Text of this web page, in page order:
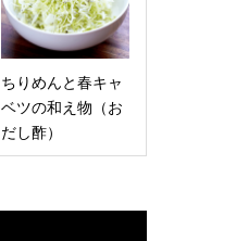
ちりめんと春キャ
ベツの和え物（お
だし酢）